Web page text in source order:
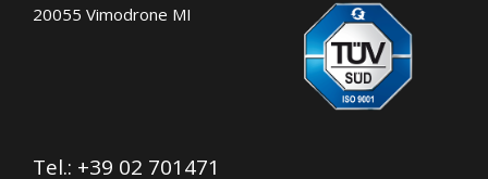
20055 Vimodrone MI
Tel.: +39 02 701471